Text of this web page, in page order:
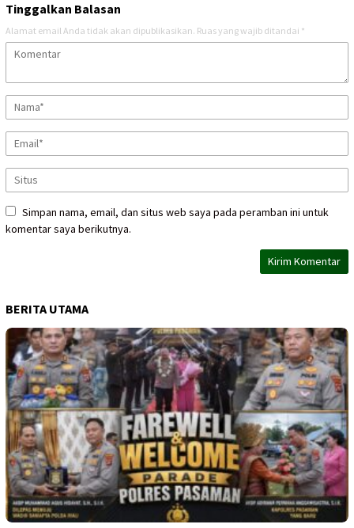
Tinggalkan Balasan
Alamat email Anda tidak akan dipublikasikan. Ruas yang wajib ditandai *
Simpan nama, email, dan situs web saya pada peramban ini untuk
komentar saya berikutnya.
BERITA UTAMA